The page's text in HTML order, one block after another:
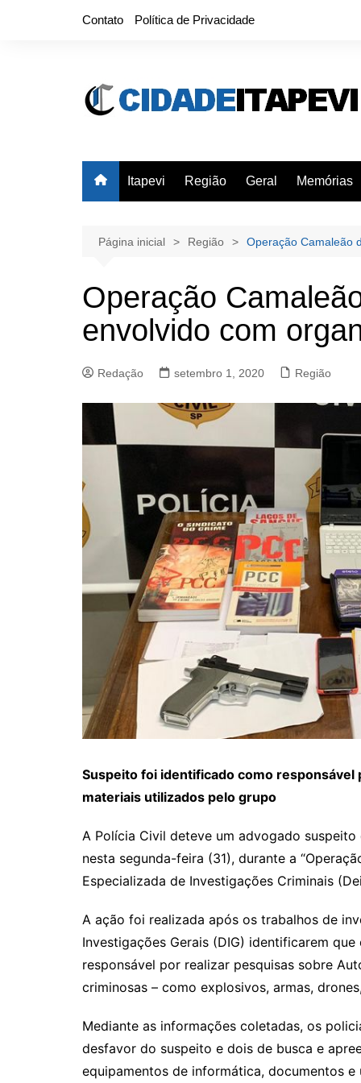
Contato Política de Privacidade
Itapevi Região Geral Memórias
Página inicial Região Operação Camaleão
Operação
envolvido com
Redação setembro 1, 2020 Região
Suspeito foi identificado como
materiais utilizados pelo grupo
A Polícia Civil deteve um advogado
nesta segunda-feira (31), durante a
Especializada de Investigações Criminais
A ação foi realizada após os trabalhos de
Investigações Gerais (DIG) identificarem
responsável por realizar pesquisas sobre
criminosas – como explosivos, armas,
Mediante as informações coletadas, os
desfavor do suspeito e dois de busca e
equipamentos de informática, documentos